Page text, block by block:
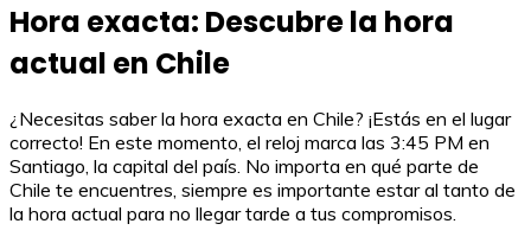
Hora exacta: Descubre la hora
actual en Chile
¿Necesitas saber la hora exacta en Chile? ¡Estás en el lugar
correcto! En este momento, el reloj marca las 3:45 PM en
Santiago, la capital del país. No importa en qué parte de
Chile te encuentres, siempre es importante estar al tanto de
la hora actual para no llegar tarde a tus compromisos.